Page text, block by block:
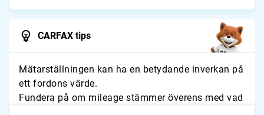
CARFAX tips
Mätarställningen kan ha en betydande inverkan på
ett fordons värde.
Fundera på om mileage stämmer överens med vad